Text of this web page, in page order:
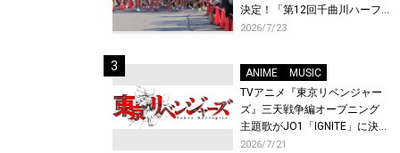
決定！「第12回千曲川ハーフ
マラソン」エントリー受付開
2026/7/23
ANIME
MUSIC
TVアニメ『東京リベンジャー
ズ』三天戦争編オープニング
主題歌がJO1「IGNITE」に決
定！メンバー全員から喜びと
2026/7/21